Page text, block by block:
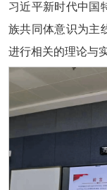
习近平新时代中国
族共同体意识为主
进行相关的理论与